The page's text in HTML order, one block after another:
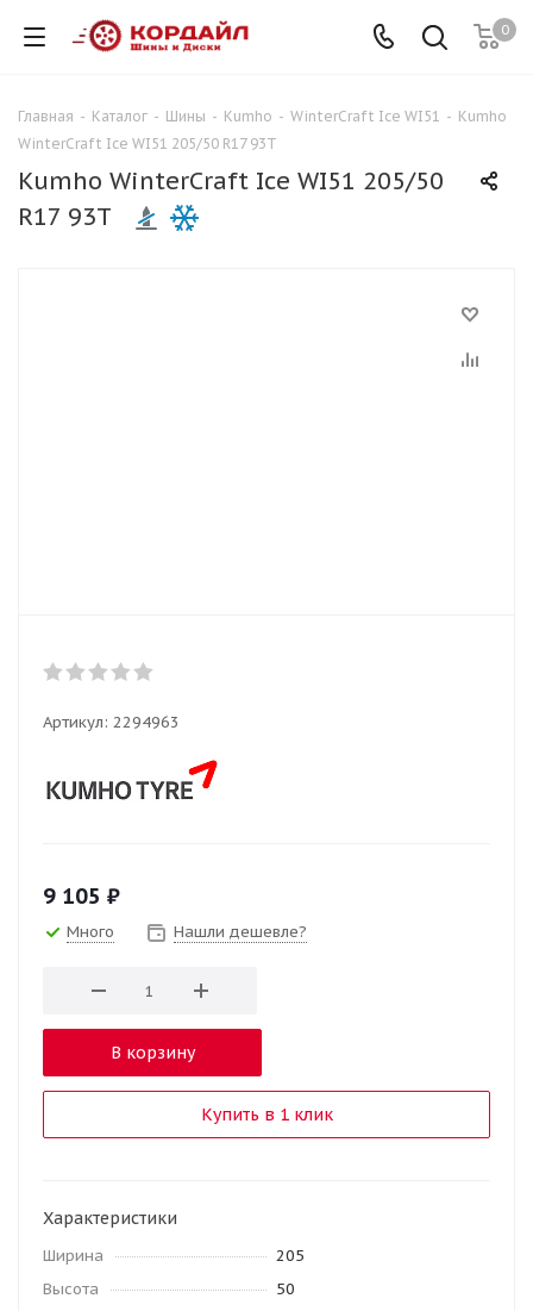
0
Главная - Каталог - Шины - Kumho - WinterCraft Ice WI51 - Kumho
WinterCraft Ice WI51 205/50 R17 93T
Kumho WinterCraft Ice WI51 205/50
R17 93T
Артикул: 2294963
9 105 ₽
Много Нашли дешевле?
В корзину
Купить в 1 клик
Характеристики
Ширина
205
Высота
50